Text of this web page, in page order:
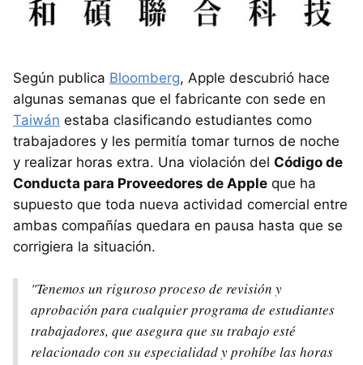
Según publica Bloomberg, Apple descubrió hace
algunas semanas que el fabricante con sede en
Taiwán estaba clasificando estudiantes como
trabajadores y les permitía tomar turnos de noche
y realizar horas extra. Una violación del Código de
Conducta para Proveedores de Apple que ha
supuesto que toda nueva actividad comercial entre
ambas compañías quedara en pausa hasta que se
corrigiera la situación.
"Tenemos un riguroso proceso de revisión y
aprobación para cualquier programa de estudiantes
trabajadores, que asegura que su trabajo esté
relacionado con su especialidad y prohíbe las horas